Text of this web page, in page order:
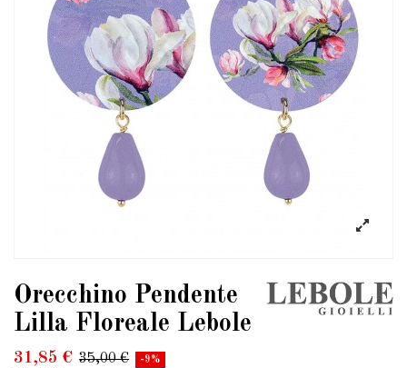
Orecchino Pendente
Lilla Floreale Lebole
31,85 € 35,00 € -9%